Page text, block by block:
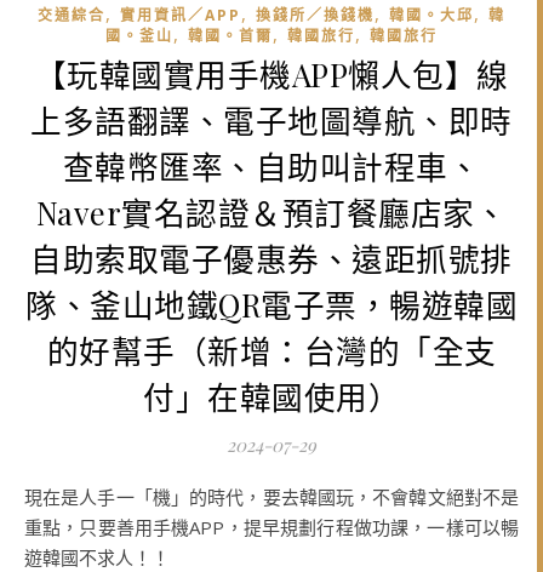
交通綜合, 實用資訊／APP , 換錢所／換錢機, 韓國。大邱, 韓
國。釜山, 韓國。首爾, 韓國旅行, 韓國旅行
【玩韓國實用手機APP懶人包】線
上多語翻譯、電子地圖導航、即時
查韓幣匯率、自助叫計程車、
Naver實名認證＆預訂餐廳店家、
自助索取電子優惠券、遠距抓號排
隊、釜山地鐵QR電子票，暢遊韓國
的好幫手（新增：台灣的「全支
付」在韓國使用）
2024-07-29
現在是人手一「機」的時代，要去韓國玩，不會韓文絕對不是
重點，只要善用手機APP，提早規劃行程做功課，一樣可以暢
遊韓國不求人！！